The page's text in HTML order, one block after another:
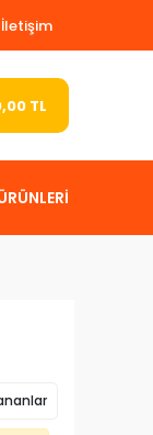
İletişim
TL